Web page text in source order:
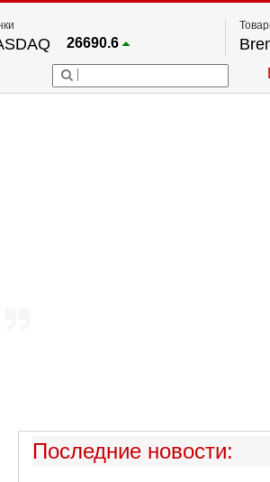
26690.6
100 67.17
54036.9
Последние новости: